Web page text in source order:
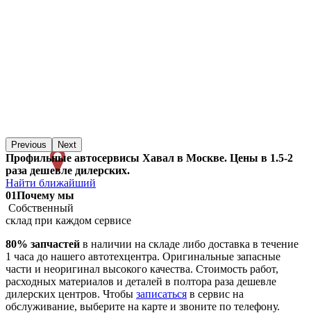
Previous Next
Профильные автосервисы Хавал в Москве. Цены в 1.5-2
раза дешевле дилерских.
Найти ближайший
01Почему мы
Собственный
склад при каждом сервисе
80% запчастей в наличии на складе либо доставка в течение
1 часа до нашего автотехцентра. Оригинальные запасные
части и неоригинал высокого качества. Стоимость работ,
расходных материалов и деталей в полтора раза дешевле
дилерских центров. Чтобы записаться в сервис на
обслуживание, выберите на карте и звоните по телефону.